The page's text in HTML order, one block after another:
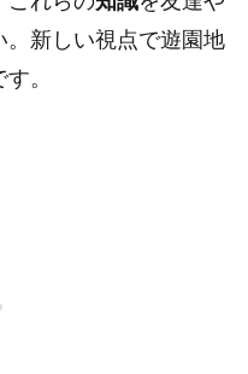
新しい視点で遊園地
。